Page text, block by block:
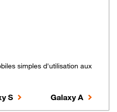
simples d'utilisation aux
S Galaxy A